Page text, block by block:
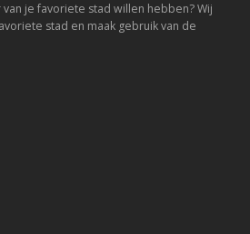
je favoriete stad willen hebben? Wij
stad en maak gebruik van de